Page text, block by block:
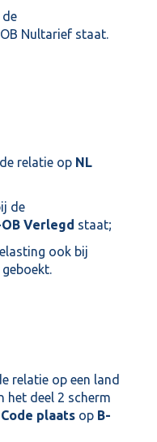
Nultarief staat.
relatie op NL
de
Verlegd staat;
ook bij
relatie op een land
het deel 2 scherm
Code plaats op B-